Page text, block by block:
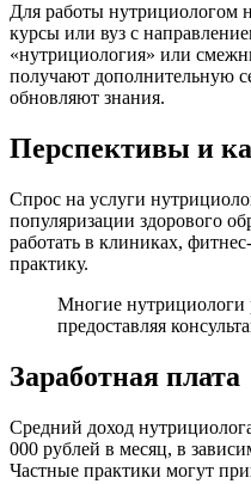
Для работы нутрициологом
курсы или вуз с
«нутрициология» или
получают дополнительную
обновляют знания.
Перспективы и
Спрос на услуги
популяризации здорового
работать в клиниках,
практику.
Многие нутрициологи
предоставляя
Заработная плата
Средний доход
000 рублей в месяц, в
Частные практики могут